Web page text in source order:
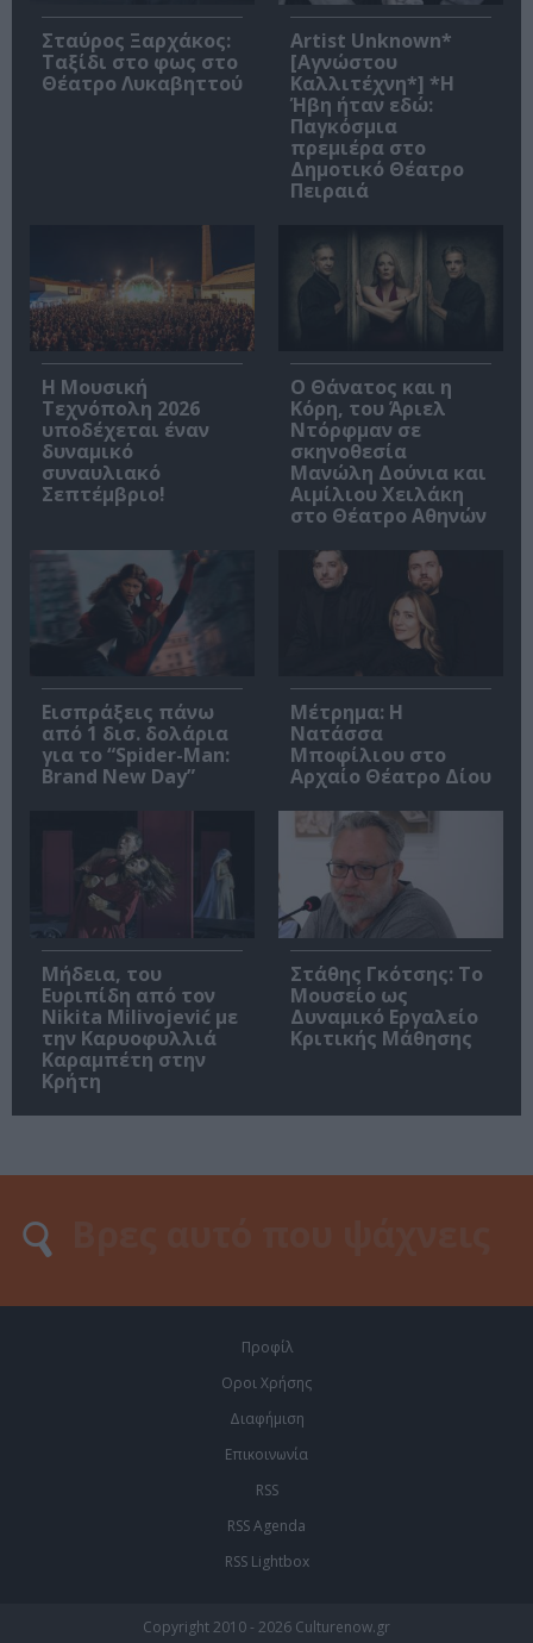
Σταύρος Ξαρχάκος:
Ταξίδι στο φως στο
Θέατρο Λυκαβηττού
Artist Unknown*
[Αγνώστου
Καλλιτέχνη*] *Η
Ήβη ήταν εδώ:
Παγκόσμια
πρεμιέρα στο
Δημοτικό Θέατρο
Πειραιά
Η Μουσική
Τεχνόπολη 2026
υποδέχεται έναν
δυναμικό
συναυλιακό
Σεπτέμβριο!
Ο Θάνατος και η
Κόρη, του Άριελ
Ντόρφμαν σε
σκηνοθεσία
Μανώλη Δούνια και
Αιμίλιου Χειλάκη
στο Θέατρο Αθηνών
Εισπράξεις πάνω
από 1 δισ. δολάρια
για το “Spider-Man:
Brand New Day”
Μέτρημα: Η
Νατάσσα
Μποφίλιου στο
Αρχαίο Θέατρο Δίου
Μήδεια, του
Ευριπίδη από τον
Nikita Milivojević με
την Καρυοφυλλιά
Καραμπέτη στην
Κρήτη
Στάθης Γκότσης: Το
Μουσείο ως
Δυναμικό Εργαλείο
Κριτικής Μάθησης
Προφίλ
Οροι Χρήσης
Διαφήμιση
Επικοινωνία
RSS
RSS Agenda
RSS Lightbox
Copyright 2010 - 2026 Culturenow.gr